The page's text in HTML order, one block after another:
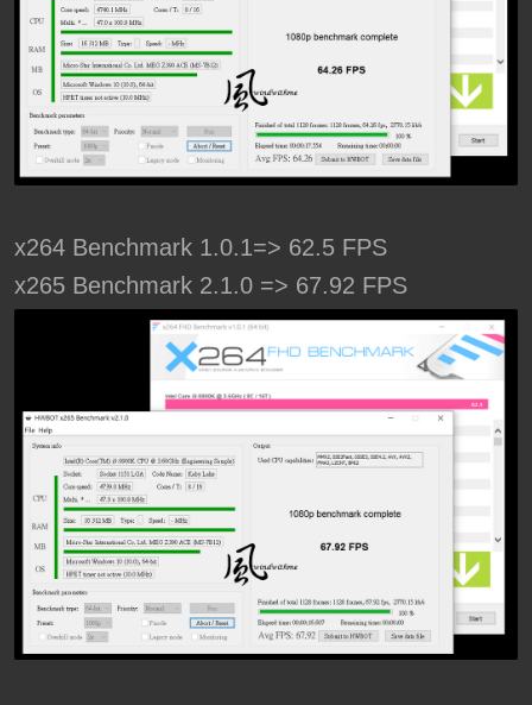
x264 Benchmark 1.0.1=> 62.5 FPS
x265 Benchmark 2.1.0 => 67.92 FPS